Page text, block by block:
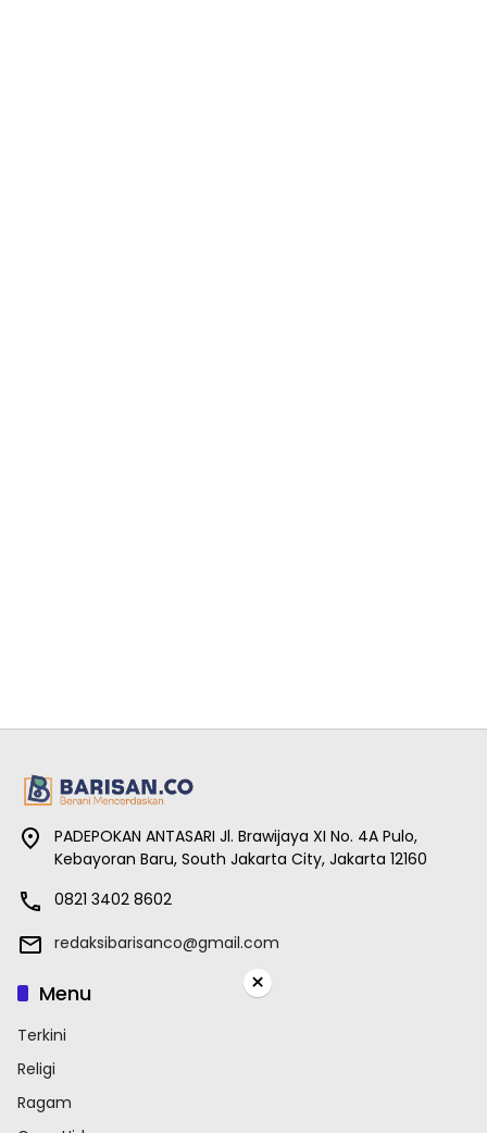
PADEPOKAN ANTASARI Jl. Brawijaya XI No. 4A Pulo,
Kebayoran Baru, South Jakarta City, Jakarta 12160
0821 3402 8602
redaksibarisanco@gmail.com
Menu
Terkini
Religi
Ragam
×